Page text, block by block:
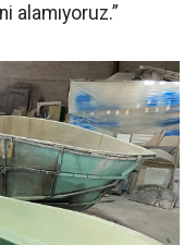
alamıyoruz.”